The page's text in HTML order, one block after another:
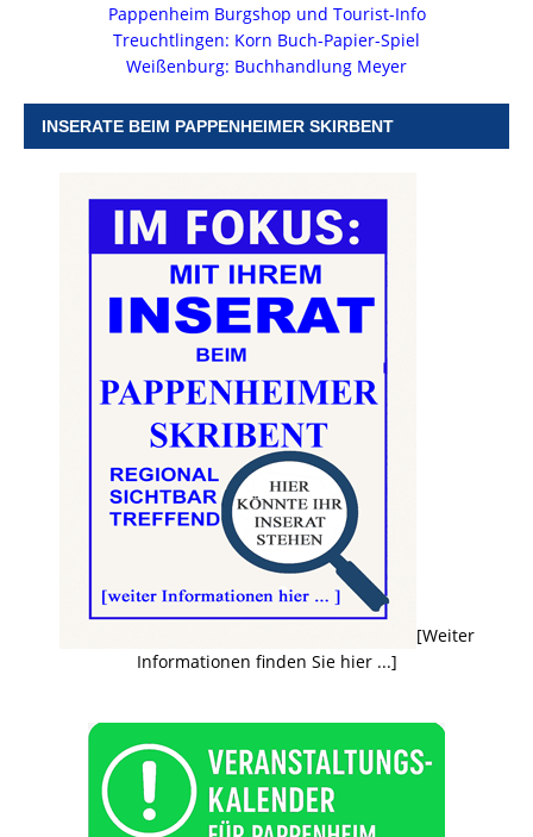
Pappenheim Burgshop und Tourist-Info
Treuchtlingen: Korn Buch-Papier-Spiel
Weißenburg: Buchhandlung Meyer
INSERATE BEIM PAPPENHEIMER SKIRBENT
[Weiter
Informationen finden Sie hier ...]